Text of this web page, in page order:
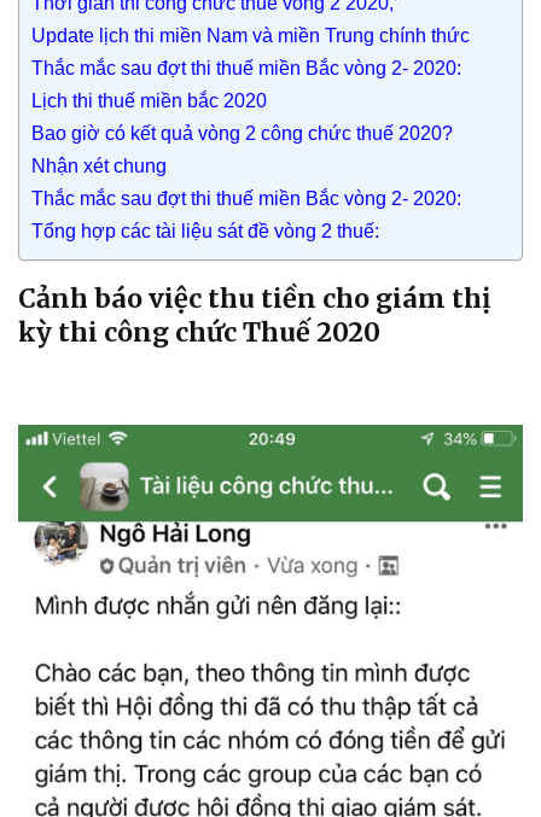
Update lịch thi miền Nam và miền Trung chính thức
Thắc mắc sau đợt thi thuế miền Bắc vòng 2- 2020:
Lịch thi thuế miền bắc 2020
Bao giờ có kết quả vòng 2 công chức thuế 2020?
Nhận xét chung
Thắc mắc sau đợt thi thuế miền Bắc vòng 2- 2020:
Tổng hợp các tài liệu sát đề vòng 2 thuế:
Cảnh báo việc thu tiền cho giám thị
kỳ thi công chức Thuế 2020